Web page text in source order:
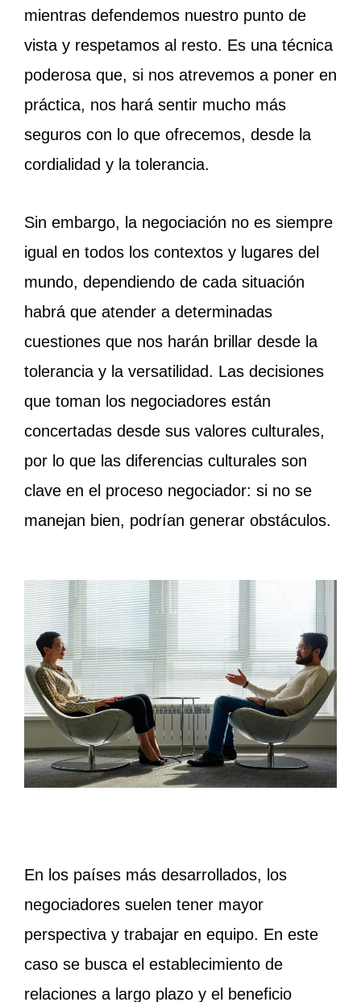
mientras defendemos nuestro punto de
vista y respetamos al resto. Es una técnica
poderosa que, si nos atrevemos a poner en
práctica, nos hará sentir mucho más
seguros con lo que ofrecemos, desde la
cordialidad y la tolerancia.
Sin embargo, la negociación no es siempre
igual en todos los contextos y lugares del
mundo, dependiendo de cada situación
habrá que atender a determinadas
cuestiones que nos harán brillar desde la
tolerancia y la versatilidad. Las decisiones
que toman los negociadores están
concertadas desde sus valores culturales,
por lo que las diferencias culturales son
clave en el proceso negociador: si no se
manejan bien, podrían generar obstáculos.
En los países más desarrollados, los
negociadores suelen tener mayor
perspectiva y trabajar en equipo. En este
caso se busca el establecimiento de
relaciones a largo plazo y el beneficio